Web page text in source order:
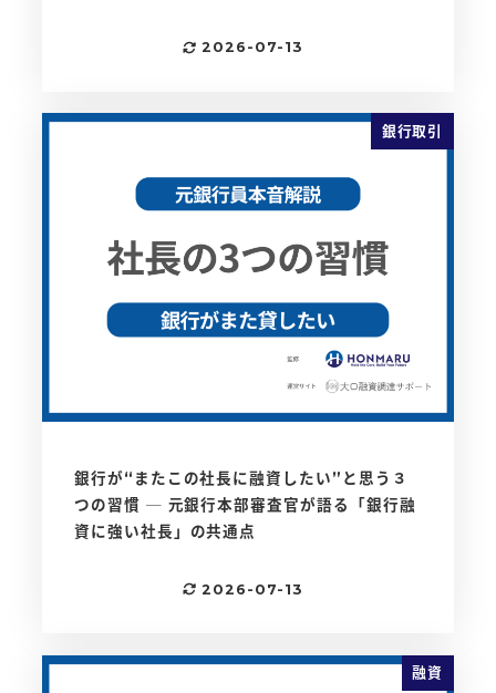
更新日
2026-07-13
銀行取引
銀行が“またこの社長に融資したい”と思う３
つの習慣 ─ 元銀行本部審査官が語る「銀行融
資に強い社長」の共通点
更新日
2026-07-13
融資